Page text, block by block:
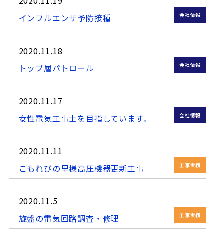
インフルエンザ予防接種
会社情報
2020.11.18
トップ層パトロール
会社情報
2020.11.17
女性電気工事士を目指しています。
会社情報
2020.11.11
こもれびの里様高圧機器更新工事
工事実績
2020.11.5
旋盤の電気回路調査・修理
工事実績